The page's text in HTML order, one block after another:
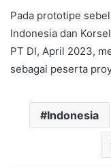
Pada prototipe
Indonesia dan
PT DI, April 2023,
sebagai peserta
Indonesia